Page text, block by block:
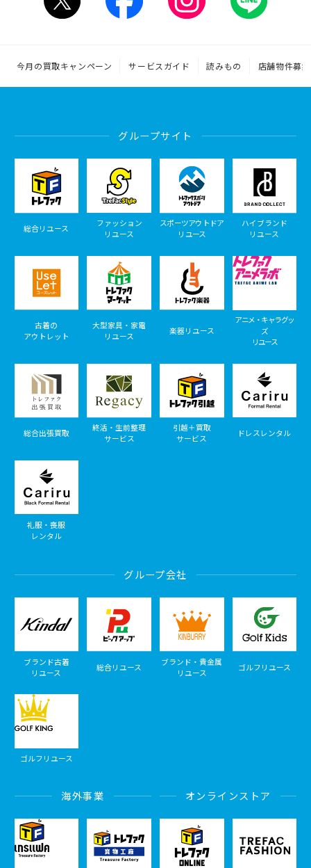
今月の買取キャンペーン サービスガイド 読みもの 店舗物件募集
グループサイト
総合リユース
ファッション
リユース
スポーツアウトドア
リユース
ハイブランド
リユース
古着の
アウトレット
大型家具・家電
リユース
楽器リユース
アニメ・キャラグッ
ズ
リユース
総合出張買取
終活・生前整理
サービス
引越＋買取
サービス
ドレスレンタル
礼服・喪服
レンタル
グループ会社
ブランド古着
リユース
総合リユース
ブランド・貴金属
リユース
ゴルフリユース
ゴルフリユース
海外事業 オンラインストア